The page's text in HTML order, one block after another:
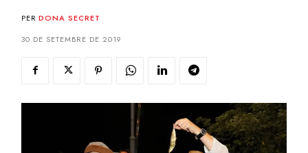
PER DONA SECRET
30 DE SETEMBRE DE 2019